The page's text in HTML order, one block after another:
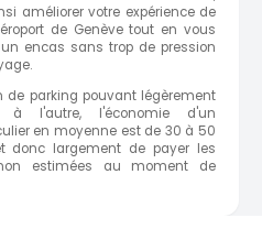
améliorer votre expérience de
de Genève tout en vous
encas sans trop de pression
de parking pouvant légèrement
à l'autre, l'économie d'un
en moyenne est de 30 à 50
donc largement de payer les
estimées au moment de